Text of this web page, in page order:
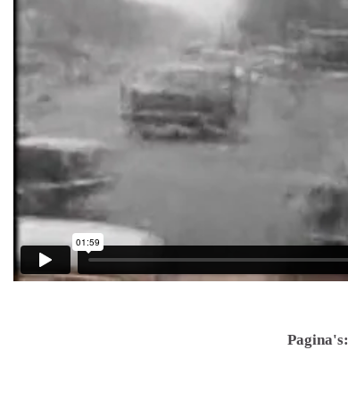
Pagina's: